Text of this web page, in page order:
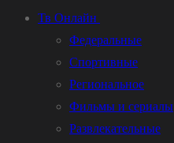
Тв Онлайн
Федеральные
Спортивные
Региональное
Фильмы и сериалы
Развлекательные